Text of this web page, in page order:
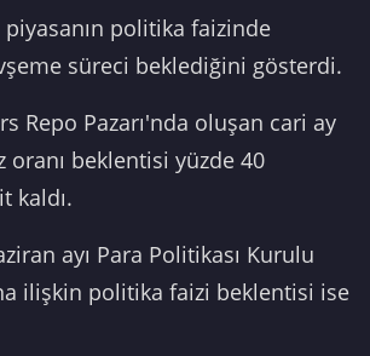
piyasanın politika faizinde
süreci beklediğini gösterdi.
Repo Pazarı'nda oluşan cari ay
oranı beklentisi yüzde 40
kaldı.
ayı Para Politikası Kurulu
ilişkin politika faizi beklentisi ise